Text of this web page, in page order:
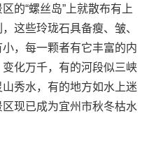
的“螺丝岛”上就散布有上
这些玲珑石具备瘦、皱、
，每一颗者有它丰富的内
化万千，有的河段似三峡
秀水，有的地方如水上迷
现已成为宜州市秋冬枯水